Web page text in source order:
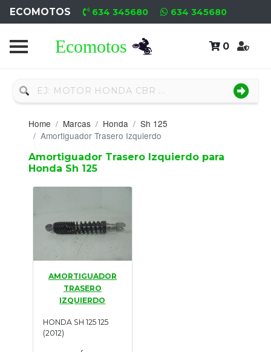
ECOMOTOS 634 345680 634 345680
0
Home
Nuevo
Neumáticos
Campa
Motores
Motores
Usados
Tasaciones
Formulario
Empresa
Home Marcas Honda
Sh 125
Amortiguador Trasero Izquierdo
Amortiguador Trasero Izquierdo para
Honda Sh 125
AMORTIGUADOR
TRASERO
IZQUIERDO
HONDA SH 125 125
(2012)